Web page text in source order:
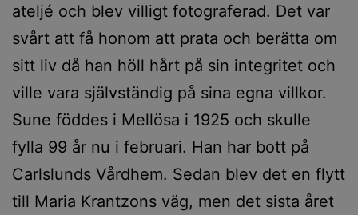
ateljé och blev villigt fotograferad. Det var
svårt att få honom att prata och berätta om
sitt liv då han höll hårt på sin integritet och
ville vara självständig på sina egna villkor.
Sune föddes i Mellösa i 1925 och skulle
fylla 99 år nu i februari. Han har bott på
Carlslunds Vårdhem. Sedan blev det en flytt
till Maria Krantzons väg, men det sista året